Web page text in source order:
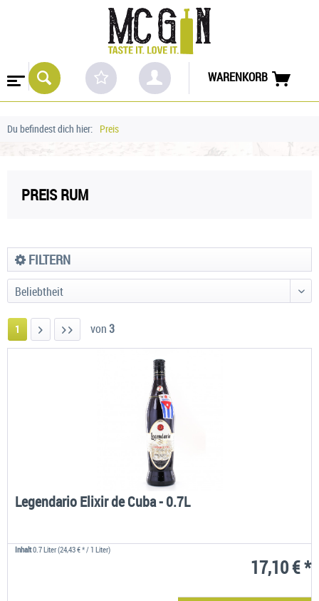
WARENKORB
Du befindest dich hier: Preis
PREIS RUM
FILTERN
1 von3
Legendario Elixir de Cuba - 0.7L
Inhalt0.7 Liter(24,43 € * / 1 Liter)
17,10 € *